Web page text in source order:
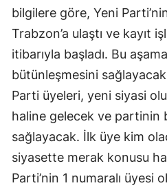
bilgilere göre, Yeni
Trabzon’a ulaştı ve kayıt
itibarıyla başladı. Bu
bütünleşmesini sağlayacak
Parti üyeleri, yeni siyasi
haline gelecek ve partinin
sağlayacak. İlk üye kim
siyasette merak konusu
Parti’nin 1 numaralı üyesi